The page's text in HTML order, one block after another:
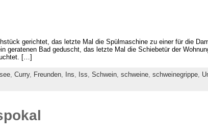
gerichtet, das letzte Mal die Spülmaschine zu einer für die
geratenen Bad geduscht, das letzte Mal die Schiebetür der
[…]
, Curry, Freunden, Ins Iss Schwein, schweine, schweinegrippe,